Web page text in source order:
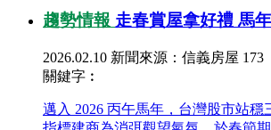
趨勢情報 走春賞屋拿好禮 馬
2026.02.10 新聞來源：信義房屋 173
關鍵字︰
邁入 2026 丙午馬年，台灣股市站